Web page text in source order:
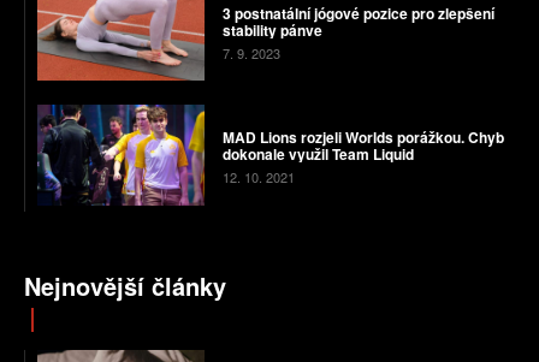
3 postnatální jógové pozice pro zlepšení
stability pánve
7. 9. 2023
MAD Lions rozjeli Worlds porážkou. Chyb
dokonale využil Team Liquid
12. 10. 2021
Nejnovější články